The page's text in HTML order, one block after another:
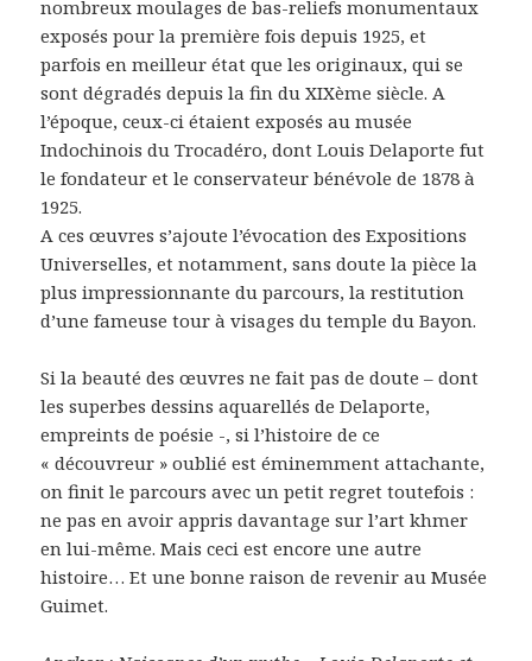
nombreux moulages de bas-reliefs monumentaux
exposés pour la première fois depuis 1925, et
parfois en meilleur état que les originaux, qui se
sont dégradés depuis la fin du XIXème siècle. A
l’époque, ceux-ci étaient exposés au musée
Indochinois du Trocadéro, dont Louis Delaporte fut
le fondateur et le conservateur bénévole de 1878 à
1925.
A ces œuvres s’ajoute l’évocation des Expositions
Universelles, et notamment, sans doute la pièce la
plus impressionnante du parcours, la restitution
d’une fameuse tour à visages du temple du Bayon.
Si la beauté des œuvres ne fait pas de doute – dont
les superbes dessins aquarellés de Delaporte,
empreints de poésie -, si l’histoire de ce
« découvreur » oublié est éminemment attachante,
on finit le parcours avec un petit regret toutefois :
ne pas en avoir appris davantage sur l’art khmer
en lui-même. Mais ceci est encore une autre
histoire… Et une bonne raison de revenir au Musée
Guimet.